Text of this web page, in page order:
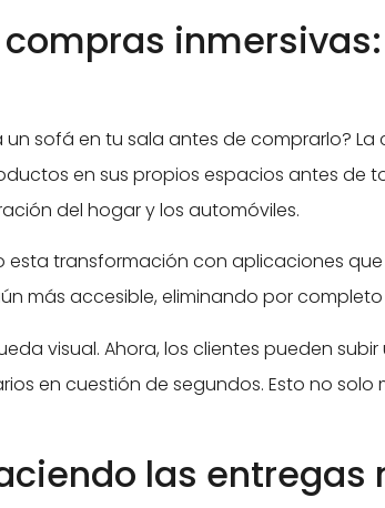
sofá en tu sala antes de comprarlo?
en sus propios espacios antes de
del hogar y los automóviles.
esta transformación con aplicaciones
más accesible, eliminando por
visual. Ahora, los clientes pueden
en cuestión de segundos. Esto no
las